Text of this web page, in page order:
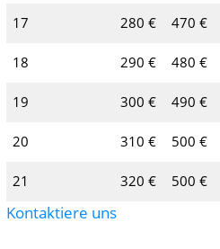
17
280 € 470 €
18
290 € 480 €
19
300 € 490 €
20
310 € 500 €
21
320 € 500 €
Kontaktiere uns